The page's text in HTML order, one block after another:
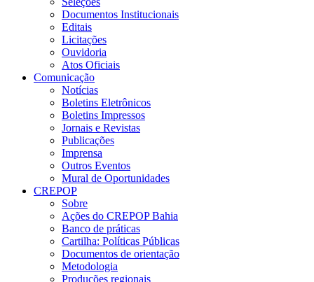
Documentos Institucionais
Editais
Licitações
Ouvidoria
Atos Oficiais
Comunicação
Notícias
Boletins Eletrônicos
Boletins Impressos
Jornais e Revistas
Publicações
Imprensa
Outros Eventos
Mural de Oportunidades
CREPOP
Sobre
Ações do CREPOP Bahia
Banco de práticas
Cartilha: Políticas Públicas
Documentos de orientação
Metodologia
Produções regionais